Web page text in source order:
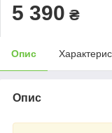
5 390 ₴
Опис
Опис